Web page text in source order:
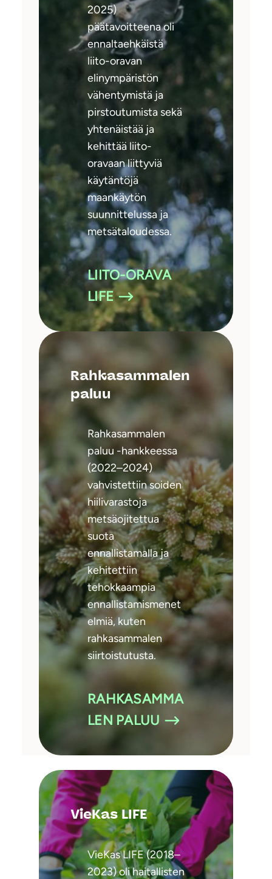
2025)
päätavoitteena oli
ennaltaehkäistä
liito-oravan
elinympäristön
vähentymistä ja
pirstoutumista sekä
yhtenäistää ja
kehittää liito-
oravaan liittyviä
käytäntöjä
maankäytön
suunnittelussa ja
metsätaloudessa.
LIITO-ORAVA
LIFE
Rahkasammalen
paluu
Rahkasammalen
paluu -hankkeessa
(2022–2024)
vahvistettiin soiden
hiilivarastoja
metsäojitettua
suota
ennallistamalla ja
kehitettiin
tehokkaampia
ennallistamismenet
elmiä, kuten
rahkasammalen
siirtoistutusta.
RAHKASAMMA
LEN PALUU
VieKas LIFE
VieKas LIFE (2018–
2023) oli haitallisten